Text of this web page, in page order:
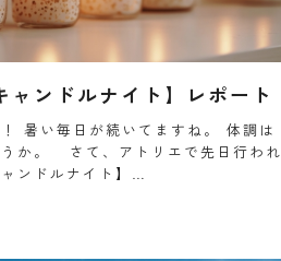
ャンドルナイト】レポート
暑い毎日が続いてますね。 体調は
か。 さて、アトリエで先日行われ
ンドルナイト】…